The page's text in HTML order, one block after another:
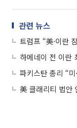
관련 뉴스
파키스탄 총리 “